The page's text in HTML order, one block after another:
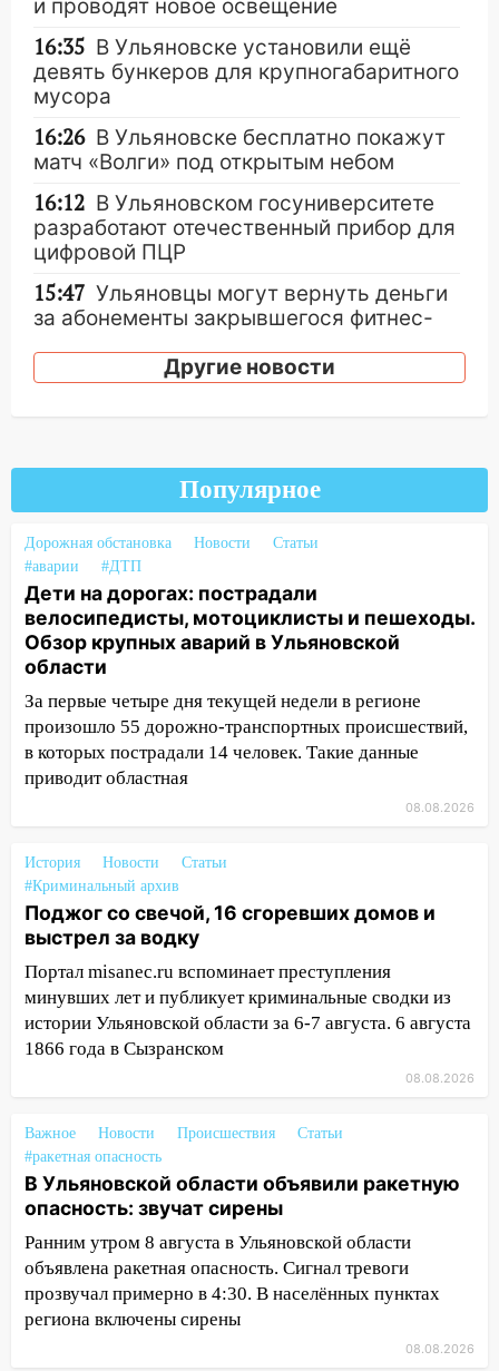
и проводят новое освещение
16:35 В Ульяновске установили ещё
девять бункеров для крупногабаритного
мусора
16:26 В Ульяновске бесплатно покажут
матч «Волги» под открытым небом
16:12 В Ульяновском госуниверситете
разработают отечественный прибор для
цифровой ПЦР
15:47 Ульяновцы могут вернуть деньги
за абонементы закрывшегося фитнес-
15:34 После вмешательства
Прокуратура проверяет
15:08
В Кузоватово после прокурорской
проверки обновили разметку на
пешеходных переходах
14:40 На проспекте Гая в Ульяновске
запретили остановку автомобилей на
50-метровом участке
14:22 В Новом городе 8 августа пройдет
большой фестиваль «Наше время» с
мотофристайлом и концертом
14:04
Жару смоет ливнями: прогноз
погоды в Ульяновской области на
выходные 8-9 августа
13:30 В Ульяновске транспортные
полицейские проведут акцию «Час
пассажира»
13:20 В Ульяновске за один день
обокрали женщину на пляже и
13:01
В Димитровграде мужчина
выбросил из машины страйкбольную
гранату: его задержали
12:34 На Ульяновскую область
надвигается сильнейшая непогода: град
и шквал до 27 м/с
12:31 Ульяновец хотел купить иномарку
из Европы и потерял 760 тысяч рублей
Другие новости
Популярное
Дорожная обстановка Новости
Статьи
#аварии
#ДТП
Дети на дорогах: пострадали
велосипедисты, мотоциклисты и пешеходы.
Обзор крупных аварий в Ульяновской
области
За первые четыре дня текущей недели в регионе
произошло 55 дорожно-транспортных происшествий,
в которых пострадали 14 человек. Такие данные
приводит областная
08.08.2026
История Новости
Статьи
#Криминальный архив
Поджог со свечой, 16 сгоревших домов и
выстрел за водку
Портал misanec.ru вспоминает преступления
минувших лет и публикует криминальные сводки из
истории Ульяновской области за 6-7 августа. 6 августа
1866 года в Сызранском
08.08.2026
Важное Новости Происшествия
Статьи
#ракетная опасность
В Ульяновской области объявили ракетную
опасность: звучат сирены
Ранним утром 8 августа в Ульяновской области
объявлена ракетная опасность. Сигнал тревоги
прозвучал примерно в 4:30. В населённых пунктах
региона включены сирены
08.08.2026